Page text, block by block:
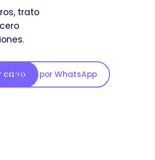
trato
carro
Hablar por WhatsApp